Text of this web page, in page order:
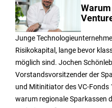
Junge
Risikokapital, lange bevor
möglich sind. Jochen
Vorstandsvorsitzender der
und Mitinitiator des VC-Fonds
warum regionale Sparkassen